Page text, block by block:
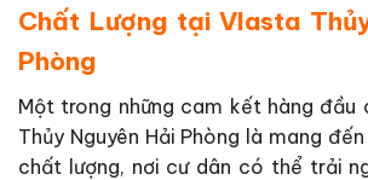
Chất Lượng tại Vlasta
Phòng
Một trong những cam kết hàng đầu
Thủy Nguyên Hải Phòng là mang
chất lượng, nơi cư dân có thể trải